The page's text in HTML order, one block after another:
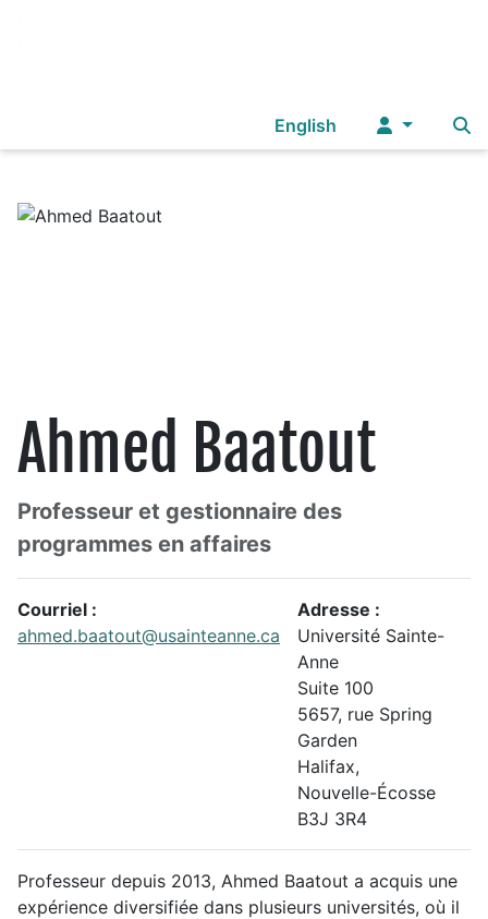
Sélectionnez votre langue
English
Ahmed Baatout
Fonction:
Professeur et gestionnaire des
programmes en affaires
Courriel :
ahmed.baatout@usainteanne.ca
Adresse :
Université Sainte-
Anne
Suite 100
5657, rue Spring
Garden
Halifax,
Nouvelle-Écosse
B3J 3R4
Autres informations
Professeur depuis 2013, Ahmed Baatout a acquis une
expérience diversifiée dans plusieurs universités, où il